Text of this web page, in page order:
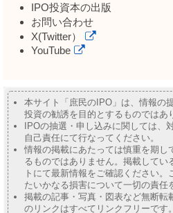
IPO投資本の出版
お問い合わせ
X(Twitter）
YouTube
本サイト「庶民のIPO」は、情報の
投資の勧誘を目的とするものではあ
IPOの抽選・申し込みに関しては、
自己責任にて行なってください。
情報の掲載にあたっては慎重を期し
るものではありません。掲載してい
トにて最新情報をご確認ください
たいかなる損害について一切の責任
掲載の記事・写真・図表など無断転
のリンクはすべてリンクフリーです。